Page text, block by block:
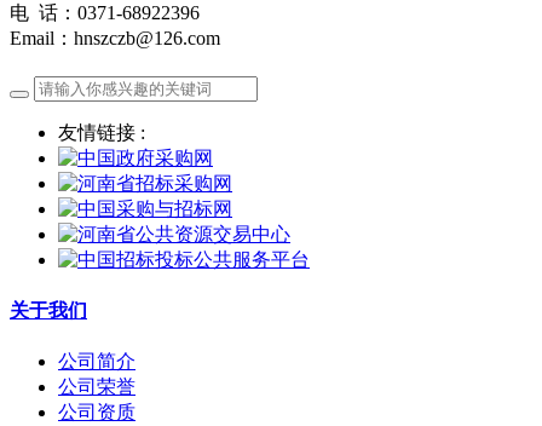
电 话：0371-68922396
Email：hnszczb@126.com
友情链接 :
关于我们
公司简介
公司荣誉
公司资质